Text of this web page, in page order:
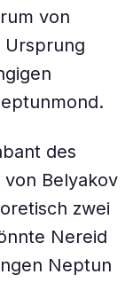
von
Ursprung
des
Belyakov
zwei
Nereid
Neptun